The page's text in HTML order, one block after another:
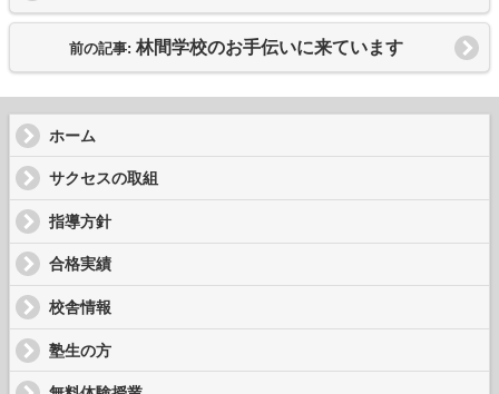
前の記事: 林間学校のお手伝いに来ています
ホーム
サクセスの取組
指導方針
合格実績
校舎情報
塾生の方